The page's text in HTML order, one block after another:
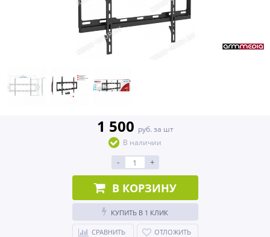
1 500 руб. за шт
В наличии
- +
В КОРЗИНУ
КУПИТЬ В 1 КЛИК
СРАВНИТЬ ОТЛОЖИТЬ